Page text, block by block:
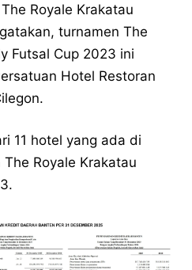
Royale Krakatau
turnamen The
Futsal Cup 2023 ini
Hotel Restoran
11 hotel yang ada di
Royale Krakatau